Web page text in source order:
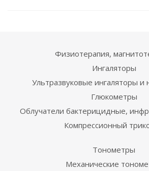
Физиотерапия,
Ингаляторы
Ультразвуковые ингаляторы и
Глюкометры
Облучатели бактерицидные,
Компрессионный
Тонометры
Механические